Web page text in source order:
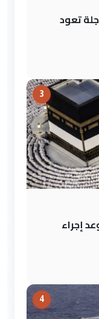
على دجلة تعود
3
إجراء
4